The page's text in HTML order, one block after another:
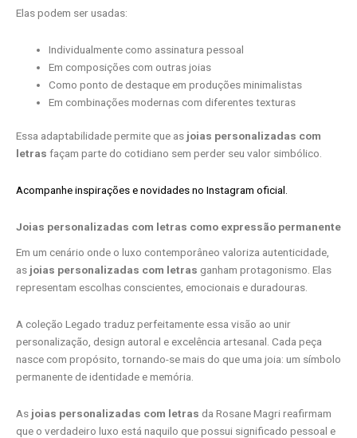
Elas podem ser usadas:
Individualmente como assinatura pessoal
Em composições com outras joias
Como ponto de destaque em produções minimalistas
Em combinações modernas com diferentes texturas
Essa adaptabilidade permite que as joias personalizadas com
letras façam parte do cotidiano sem perder seu valor simbólico.
Acompanhe inspirações e novidades no Instagram oficial.
Joias personalizadas com letras como expressão permanente
Em um cenário onde o luxo contemporâneo valoriza autenticidade,
as joias personalizadas com letras ganham protagonismo. Elas
representam escolhas conscientes, emocionais e duradouras.
A coleção Legado traduz perfeitamente essa visão ao unir
personalização, design autoral e excelência artesanal. Cada peça
nasce com propósito, tornando-se mais do que uma joia: um símbolo
permanente de identidade e memória.
As joias personalizadas com letras da Rosane Magri reafirmam
que o verdadeiro luxo está naquilo que possui significado pessoal e